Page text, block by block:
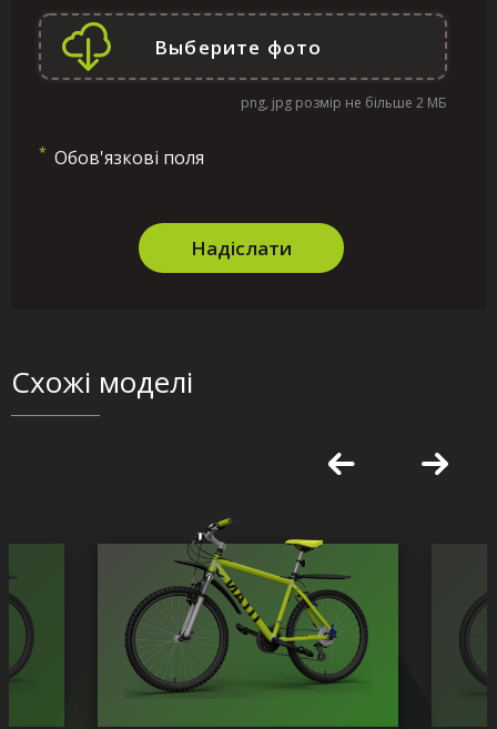
png, jpg розмір не більше 2 МБ
* Обов'язкові поля
Надіслати
Схожі моделі